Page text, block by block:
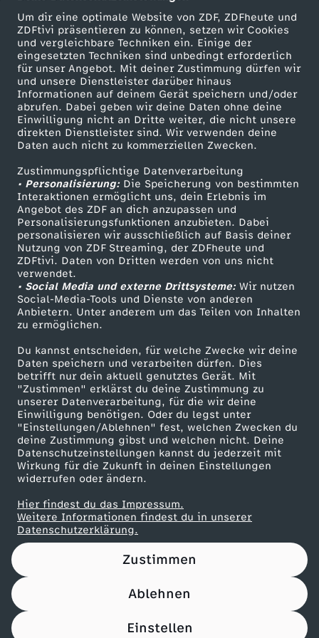
Um dir eine optimale Website von ZDF, ZDFheute und
ZDFtivi präsentieren zu können, setzen wir Cookies
und vergleichbare Techniken ein. Einige der
eingesetzten Techniken sind unbedingt erforderlich
für unser Angebot. Mit deiner Zustimmung dürfen wir
und unsere Dienstleister darüber hinaus
Informationen auf deinem Gerät speichern und/oder
abrufen. Dabei geben wir deine Daten ohne deine
Einwilligung nicht an Dritte weiter, die nicht unsere
direkten Dienstleister sind. Wir verwenden deine
Daten auch nicht zu kommerziellen Zwecken.
Zustimmungspflichtige Datenverarbeitung
• Personalisierung:Die Speicherung von bestimmten
Interaktionen ermöglicht uns, dein Erlebnis im
Angebot des ZDF an dich anzupassen und
Personalisierungsfunktionen anzubieten. Dabei
personalisieren wir ausschließlich auf Basis deiner
Nutzung von ZDF Streaming, der ZDFheute und
ZDFtivi. Daten von Dritten werden von uns nicht
verwendet.
• Social Media und externe Drittsysteme:Wir nutzen
Social-Media-Tools und Dienste von anderen
Anbietern. Unter anderem um das Teilen von Inhalten
zu ermöglichen.
Du kannst entscheiden, für welche Zwecke wir deine
Daten speichern und verarbeiten dürfen. Dies
betrifft nur dein aktuell genutztes Gerät. Mit
"Zustimmen" erklärst du deine Zustimmung zu
unserer Datenverarbeitung, für die wir deine
Einwilligung benötigen. Oder du legst unter
"Einstellungen/Ablehnen" fest, welchen Zwecken du
deine Zustimmung gibst und welchen nicht. Deine
Datenschutzeinstellungen kannst du jederzeit mit
Wirkung für die Zukunft in deinen Einstellungen
widerrufen oder ändern.
Hier findest du das Impressum.
Weitere Informationen findest du in unserer
Datenschutzerklärung.
Zustimmen
Ablehnen
Einstellen
Filtern
l
g
e
s
h
e
n
w
r
d
e
n
r
f
e
k
t
e
F
r
a
u
e
n
r
e
c
k
l
i
c
h
r
i
c
h
e
s
P
k
l
a
s
s
e
a
c
h
t
n
i
m
M
r
g
e
n
l
a
n
d
Mehr ZDF
ZDF-Apps
Smart TV
ZDFtext
Livestreams
Sendungen A-Z
TV-Programm
Service
ZDFmitreden
Kontakt zum ZDF
Tickets
Zuschauerservice
Hilfe
ZDF Unternehmen
Karriere
ZDF goes Schule
Werbefernsehen
Mainzelmännchen
Partner
Nutzungsbedingungen
Impressum